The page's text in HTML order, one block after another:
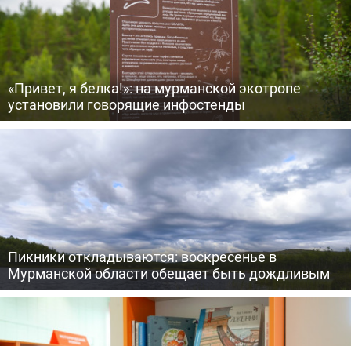
«Привет, я белка!»: на мурманской экотропе
установили говорящие инфостенды
Пикники откладываются: воскресенье в
Мурманской области обещает быть дождливым